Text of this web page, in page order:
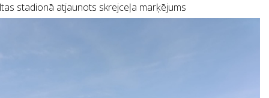
stadionā atjaunots skrejceļa marķējums